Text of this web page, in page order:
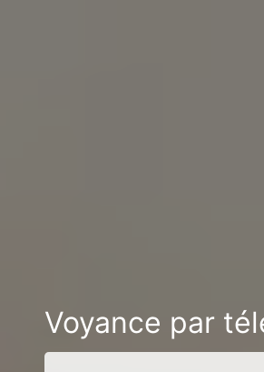
Voyance par